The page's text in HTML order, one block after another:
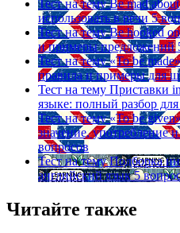
Тест на тему Be mad
использовать в речи 5
Тест на тему Be hooked
и примеры предложений
Тест на тему «To be
правила и примеры для
Тест на тему Приставки
языке: полный разбор
Тест на тему «To be
значение, употребление
вопросов
Тест на тему Подборка
английский язык 5
Читайте также